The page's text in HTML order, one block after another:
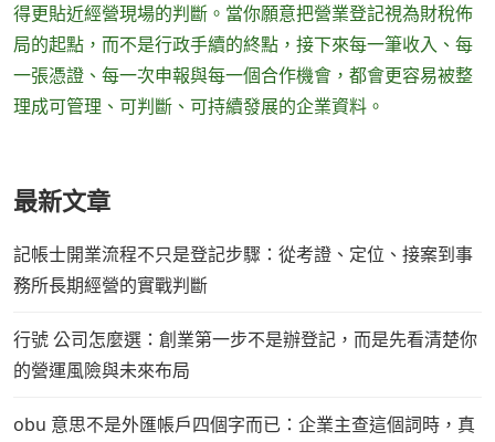
得更貼近經營現場的判斷。當你願意把營業登記視為財稅佈
局的起點，而不是行政手續的終點，接下來每一筆收入、每
一張憑證、每一次申報與每一個合作機會，都會更容易被整
理成可管理、可判斷、可持續發展的企業資料。
最新文章
記帳士開業流程不只是登記步驟：從考證、定位、接案到事
務所長期經營的實戰判斷
行號 公司怎麼選：創業第一步不是辦登記，而是先看清楚你
的營運風險與未來布局
obu 意思不是外匯帳戶四個字而已：企業主查這個詞時，真